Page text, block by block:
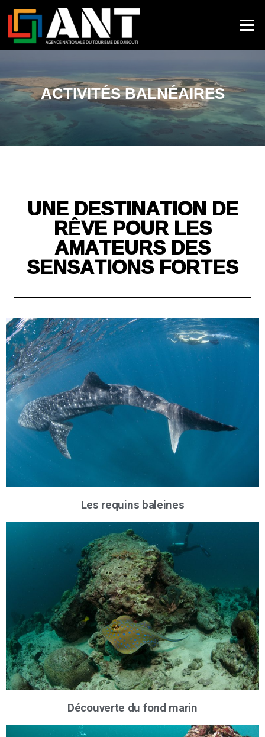
Menu
ACTIVITÉS BALNÉAIRES
UNE DESTINATION DE
RÊVE POUR LES
AMATEURS DES
SENSATIONS FORTES
Les requins baleines
Découverte du fond marin